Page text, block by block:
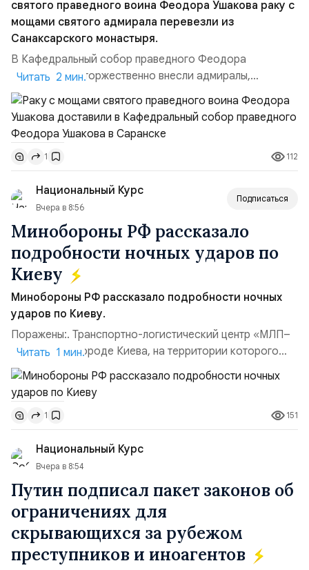
святого праведного воина Феодора Ушакова раку с
мощами святого адмирала перевезли из
Санаксарского монастыря.
В Кафедральный собор праведного Феодора
Ушакова раку торжественно внесли адмиралы,
участвовавшие в канонизации святого праведного
воина Феодора Ушакова 25 лет назад:Адмирал
Владимир Прокофьевич Валуев, командующий
Балтийским флотом ВМФ России (2001–2006
гг.);Адмирал Владимир Петрович Комоедов,
командующий Черноморским флотом ВМФ России
(1998–2002 г...
Читать 2 мин.
1 112
Национальный Курс
Вчера в 8:56
Подписаться
Минобороны РФ рассказало
подробности ночных ударов по
Киеву
Минобороны РФ рассказало подробности ночных
ударов по Киеву.
Поражены:. Транспортно-логистический центр «МЛП–
Чайка» в пригороде Киева, на территории которого
осуществлялось хранение, сборка а также запуск с
прилегающего полевого аэродром «Чайка»
дальнобойных БПЛА ВСУ; Складские помещения
«Транс-Логистик» в Оболонском районе г. Киев,
использовавшиеся для хранения военного
имущества ВСУ; Сортировочны...
Читать 1 мин.
1 151
Национальный Курс
Вчера в 8:54
Путин подписал пакет законов об
ограничениях для
скрывающихся за рубежом
преступников и иноагентов